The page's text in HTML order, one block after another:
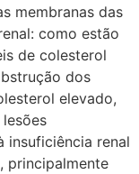
membranas das
como estão
de colesterol
dos
elevado,
insuficiência renal
principalmente